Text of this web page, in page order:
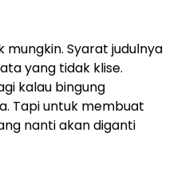
Syarat judulnya
yang tidak klise.
kalau bingung
Tapi untuk membuat
nanti akan diganti